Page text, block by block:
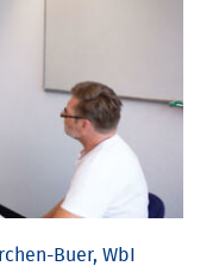
Buer, WbI